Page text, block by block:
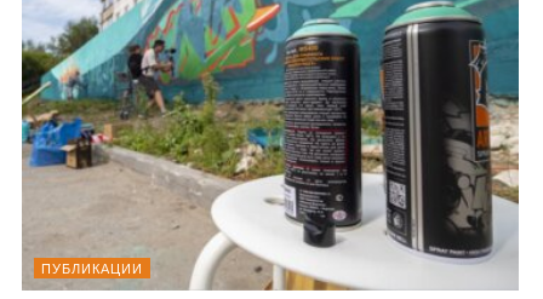
ПУБЛИКАЦИИ